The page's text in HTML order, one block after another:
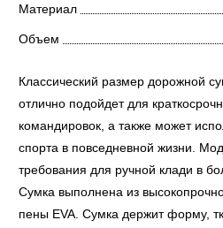
Материал
Объем
Классический размер дорожной
отлично подойдет для
командировок, а также может
спорта в повседневной жизни.
требования для ручной клади в
Сумка выполнена из
пены EVA. Сумка держит форму,